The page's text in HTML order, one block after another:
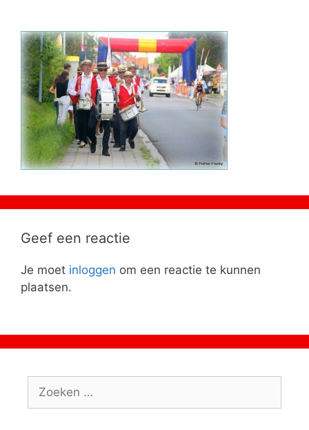
Geef een reactie
Je moet inloggen om een reactie te kunnen
plaatsen.
naar: